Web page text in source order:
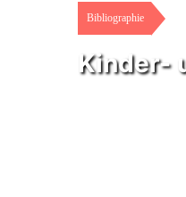
Bibliographie
Kinder-